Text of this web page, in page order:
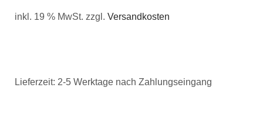
inkl. 19 % MwSt. zzgl. Versandkosten
Lieferzeit: 2-5 Werktage nach Zahlungseingang